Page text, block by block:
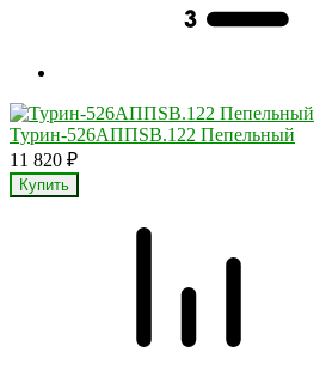
Турин-526АППSB.122 Пепельный
11 820 ₽